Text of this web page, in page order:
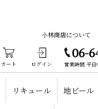
小林商店について
カート ログイン
06-
営業時間 平
リキュール 地ビール